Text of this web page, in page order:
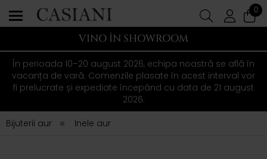
0
VINO ÎN SHOWROOM
În perioada 10–20 august 2026, echipa noastră se află în
vacanța de vară. Comenzile plasate în acest interval vor
fi prelucrate și expediate începând cu data de 21 august
2026.
Bijuterii aur
Inele aur